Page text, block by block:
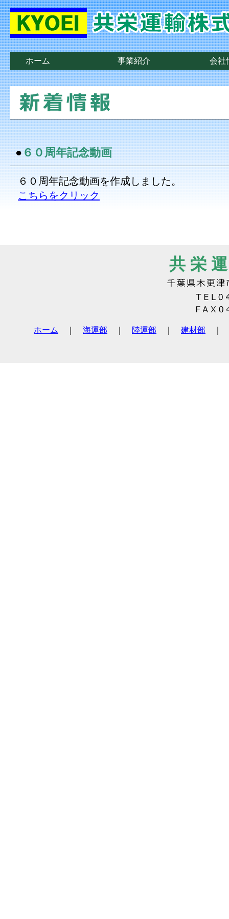
ホーム 事業紹介 会社
●６０周年記念動画
６０周年記念動画を作成しました。
こちらをクリック
共 栄
ホーム 海運部 陸運部 建材部